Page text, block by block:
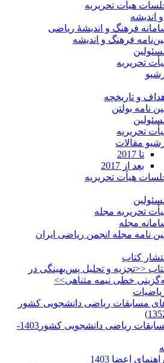
هیأت تحریریه
اندیشه
فرهنگ و اندیشۀ ریاضی
فرهنگ و اندیشه
تحریریه
و تاریخچه
نامه بولتن
تحریریه
مقالات
تا 2017
بعد از 2017
هیأت تحریریه
تحریریه مجله
مجله
نامه مجله انجمن ریاضی ایران
کتاب
<<تجزیه و تحلیل پس‌بهینگی در
خطی نیمه متناهی>>
مسابقات ریاضی دانشجویی کشور
کتاب مسابقات ریاضی دانشجویی کشور1403-
اعضا 1403